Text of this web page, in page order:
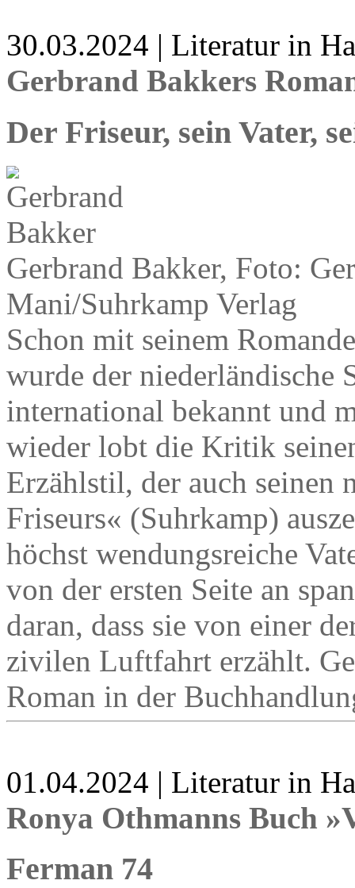
30.03.2024 | Literatur in
Gerbrand Bakkers
Der Friseur, sein Vater,
Gerbrand Bakker, Foto:
Mani/Suhrkamp Verlag
Schon mit seinem
wurde der niederländische
international bekannt und
wieder lobt die Kritik
Erzählstil, der auch seinen
Friseurs« (Suhrkamp)
höchst wendungsreiche
von der ersten Seite an
daran, dass sie von einer
zivilen Luftfahrt erzählt.
Roman in der
01.04.2024 | Literatur in
Ronya Othmanns Buch
Ferman 74